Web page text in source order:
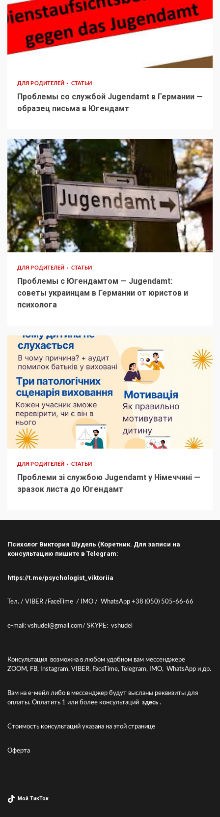
ДЛЯ РОДИТЕЛЕЙ СТАТЬИ
Проблемы со службой Jugendamt в Германии —
образец письма в Югендамт
ДЛЯ РОДИТЕЛЕЙ СТАТЬИ
Проблемы с Югендамтом — Jugendamt:
советы украинцам в Германии от юристов и
психолога
ДЛЯ РОДИТЕЛЕЙ СТАТЬИ
Проблеми зі службою Jugendamt у Німеччині —
зразок листа до Югендамт
Психолог Виктория Шудель (Коретник. Для записи на
консультацию пишите в Telegram:
https://t.me/psychologist_viktoriia
Тел. / VIBER /FaceTime / IMO / WhatsApp +38 (050) 505-66-66
e-mail: vshudel@gmall.com/ SKYPE: vshudel
Консультация возможна в любом удобном вам мессенджере
ZOOM, FB, Instagram, VIBER, FaceTime, Telegram, IMO, WhatsApp и др.
Вам на е-мейл либо в мессенджер будут высланы реквизиты для
оплаты. Оплатить 1 или более консультаций здесь .
Стоимость консультаций указана на этой странице
Оферта
Мой ТикТок